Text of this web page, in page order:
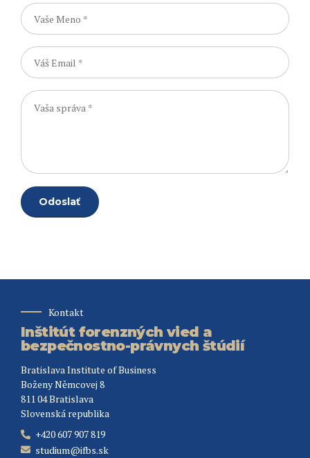
Kontakt
Inštitút forenzných vied a
bezpečnostno-právnych štúdií
Bratislava Institute of Business
Boženy Němcovej 8
811 04 Bratislava
Slovenská republika
+420 607 907 819
studium@ifbs.sk